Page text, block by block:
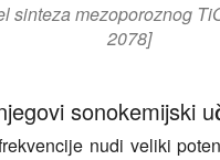
sinteza mezoporoznog
2078]
sonokemijski
nudi veliki